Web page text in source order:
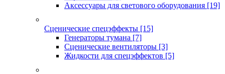
Аксессуары для светового оборудования [19]
Сценические спецэффекты [15]
Генераторы тумана [7]
Сценические вентиляторы [3]
Жидкости для спецэффектов [5]